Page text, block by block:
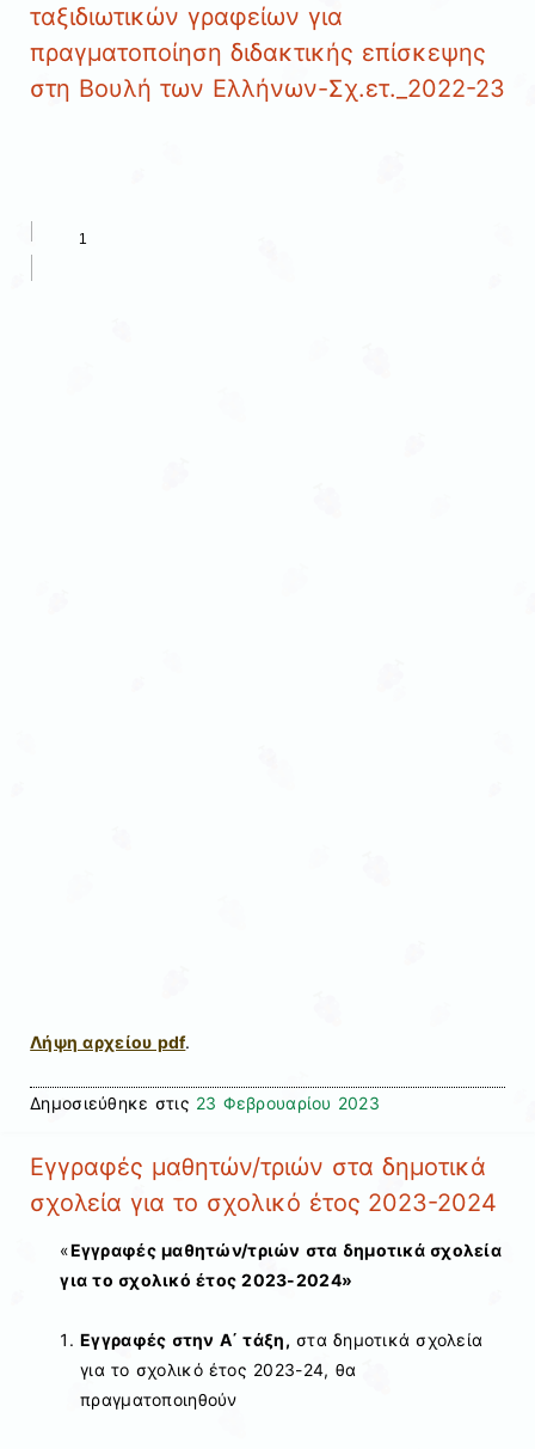
ταξιδιωτικών γραφείων για
πραγματοποίηση διδακτικής επίσκεψης
στη Βουλή των Ελλήνων-Σχ.ετ._2022-23
Λήψη αρχείου pdf.
Δημοσιεύθηκε στις 23 Φεβρουαρίου 2023
Εγγραφές μαθητών/τριών στα δημοτικά
σχολεία για το σχολικό έτος 2023-2024
«Εγγραφές μαθητών/τριών στα δημοτικά σχολεία
για το σχολικό έτος 2023-2024»
Εγγραφές στην Α΄ τάξη, στα δημοτικά σχολεία
για το σχολικό έτος 2023-24, θα
πραγματοποιηθούν